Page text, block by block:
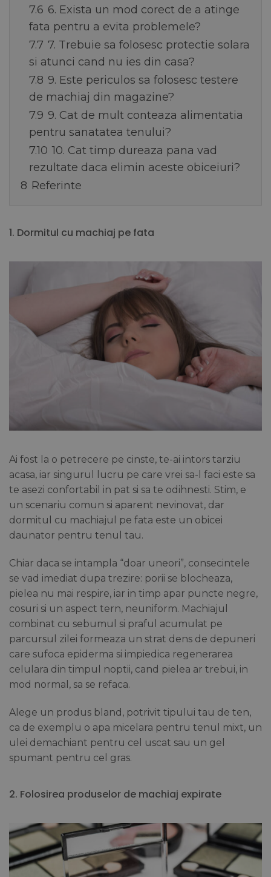
7.6 6. Exista un mod corect de a atinge
fata pentru a evita problemele?
7.7 7. Trebuie sa folosesc protectie solara
si atunci cand nu ies din casa?
7.8 9. Este periculos sa folosesc testere
de machiaj din magazine?
7.9 9. Cat de mult conteaza alimentatia
pentru sanatatea tenului?
7.10 10. Cat timp dureaza pana vad
rezultate daca elimin aceste obiceiuri?
8 Referinte
1. Dormitul cu machiaj pe fata
Ai fost la o petrecere pe cinste, te-ai intors tarziu
acasa, iar singurul lucru pe care vrei sa-l faci este sa
te asezi confortabil in pat si sa te odihnesti. Stim, e
un scenariu comun si aparent nevinovat, dar
dormitul cu machiajul pe fata este un obicei
daunator pentru tenul tau.
Chiar daca se intampla “doar uneori”, consecintele
se vad imediat dupa trezire: porii se blocheaza,
pielea nu mai respire, iar in timp apar puncte negre,
cosuri si un aspect tern, neuniform. Machiajul
combinat cu sebumul si praful acumulat pe
parcursul zilei formeaza un strat dens de depuneri
care sufoca epiderma si impiedica regenerarea
celulara din timpul noptii, cand pielea ar trebui, in
mod normal, sa se refaca.
Alege un produs bland, potrivit tipului tau de ten,
ca de exemplu o apa micelara pentru tenul mixt, un
ulei demachiant pentru cel uscat sau un gel
spumant pentru cel gras.
2. Folosirea produselor de machiaj expirate